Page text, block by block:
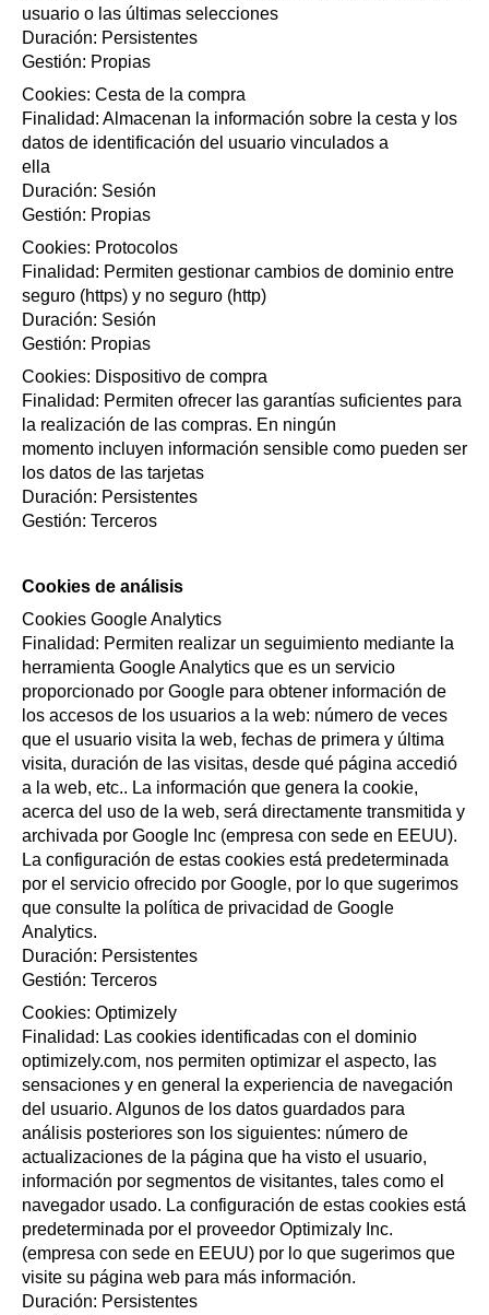
usuario o las últimas selecciones
Duración: Persistentes
Gestión: Propias
Cookies: Cesta de la compra
Finalidad: Almacenan la información sobre la cesta y los
datos de identificación del usuario vinculados a
ella
Duración: Sesión
Gestión: Propias
Cookies: Protocolos
Finalidad: Permiten gestionar cambios de dominio entre
seguro (https) y no seguro (http)
Duración: Sesión
Gestión: Propias
Cookies: Dispositivo de compra
Finalidad: Permiten ofrecer las garantías suficientes para
la realización de las compras. En ningún
momento incluyen información sensible como pueden ser
los datos de las tarjetas
Duración: Persistentes
Gestión: Terceros
Cookies de análisis
Cookies Google Analytics
Finalidad: Permiten realizar un seguimiento mediante la
herramienta Google Analytics que es un servicio
proporcionado por Google para obtener información de
los accesos de los usuarios a la web: número de veces
que el usuario visita la web, fechas de primera y última
visita, duración de las visitas, desde qué página accedió
a la web, etc.. La información que genera la cookie,
acerca del uso de la web, será directamente transmitida y
archivada por Google Inc (empresa con sede en EEUU).
La configuración de estas cookies está predeterminada
por el servicio ofrecido por Google, por lo que sugerimos
que consulte la política de privacidad de Google
Analytics.
Duración: Persistentes
Gestión: Terceros
Cookies: Optimizely
Finalidad: Las cookies identificadas con el dominio
optimizely.com, nos permiten optimizar el aspecto, las
sensaciones y en general la experiencia de navegación
del usuario. Algunos de los datos guardados para
análisis posteriores son los siguientes: número de
actualizaciones de la página que ha visto el usuario,
información por segmentos de visitantes, tales como el
navegador usado. La configuración de estas cookies está
predeterminada por el proveedor Optimizaly Inc.
(empresa con sede en EEUU) por lo que sugerimos que
visite su página web para más información.
Duración: Persistentes